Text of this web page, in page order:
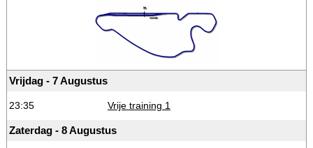
Vrijdag - 7 Augustus
23:35 Vrije training 1
Zaterdag - 8 Augustus